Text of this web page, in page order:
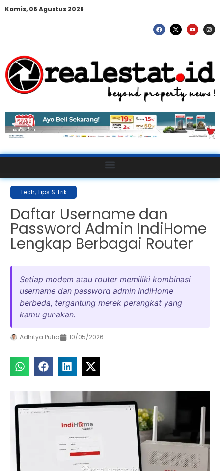
Kamis, 06 Agustus 2026
Tech,Tips & Trik
Daftar Username dan
Password Admin IndiHome
Lengkap Berbagai Router
Setiap modem atau router memiliki kombinasi
username dan password admin IndiHome
berbeda, tergantung merek perangkat yang
kamu gunakan.
Adhitya Putra 10/05/2026